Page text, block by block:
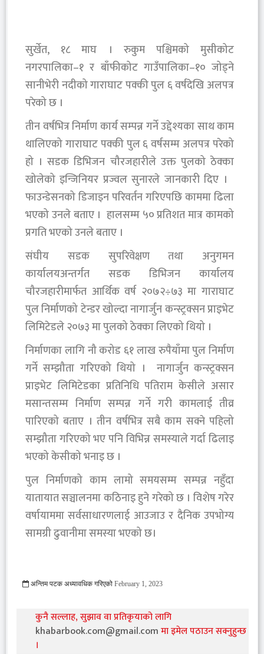
सुर्खेत, १८ माघ । रुकुम पश्चिमको मुसीकोट
नगरपालिका–१ र बाँफीकोट गाउँपालिका–१० जोड्ने
सानीभेरी नदीको गाराघाट पक्की पुल ६ वर्षदेखि अलपत्र
परेको छ ।
तीन वर्षभित्र निर्माण कार्य सम्पन्न गर्ने उद्देश्यका साथ काम
थालिएको गाराघाट पक्की पुल ६ वर्षसम्म अलपत्र परेको
हो । सडक डिभिजन चौरजहारीले उक्त पुलको ठेक्का
खोलेको इन्जिनियर प्रज्वल सुनारले जानकारी दिए ।
फाउन्डेसनको डिजाइन परिवर्तन गरिएपछि काममा ढिला
भएको उनले बताए । हालसम्म ५० प्रतिशत मात्र कामको
प्रगति भएको उनले बताए ।
संघीय सडक सुपरिवेक्षण तथा अनुगमन
कार्यालयअन्तर्गत सडक डिभिजन कार्यालय
चौरजहारीमार्फत आर्थिक वर्ष २०७२÷७३ मा गाराघाट
पुल निर्माणको टेन्डर खोल्दा नागार्जुन कन्स्ट्रक्सन प्राइभेट
लिमिटेडले २०७३ मा पुलको ठेक्का लिएको थियो ।
निर्माणका लागि नौ करोड ६१ लाख रुपैयाँमा पुल निर्माण
गर्ने सम्झौता गरिएको थियो । नागार्जुन कन्स्ट्रक्सन
प्राइभेट लिमिटेडका प्रतिनिधि पतिराम केसीले असार
मसान्तसम्म निर्माण सम्पन्न गर्ने गरी कामलाई तीव्र
पारिएको बताए । तीन वर्षभित्र सबै काम सक्ने पहिलो
सम्झौता गरिएको भए पनि विभिन्न समस्याले गर्दा ढिलाइ
भएको केसीको भनाइ छ ।
पुल निर्माणको काम लामो समयसम्म सम्पन्न नहुँदा
यातायात सञ्चालनमा कठिनाइ हुने गरेको छ । विशेष गरेर
वर्षायाममा सर्वसाधारणलाई आउजाउ र दैनिक उपभोग्य
सामग्री ढुवानीमा समस्या भएको छ।
अन्तिम पटक अध्यावधिक गरिएको February 1, 2023
कुनै सल्लाह, सुझाव वा प्रतिकृयाको लागि
khabarbook.com@gmail.comमा इमेल पठाउन सक्नुहुन्छ
।